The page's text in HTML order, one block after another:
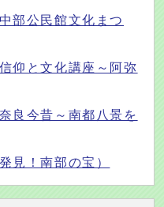
部公民館文化まつ
仰と文化講座～阿弥
良今昔～南都八景を
見！南部の宝）